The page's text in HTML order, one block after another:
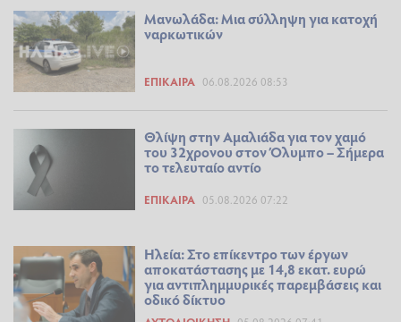
Μανωλάδα: Μια σύλληψη για κατοχή
ναρκωτικών
ΕΠΊΚΑΙΡΑ 06.08.2026 08:53
Θλίψη στην Αμαλιάδα για τον χαμό
του 32χρονου στον Όλυμπο – Σήμερα
το τελευταίο αντίο
ΕΠΊΚΑΙΡΑ 05.08.2026 07:22
Ηλεία: Στο επίκεντρο των έργων
αποκατάστασης με 14,8 εκατ. ευρώ
για αντιπλημμυρικές παρεμβάσεις και
οδικό δίκτυο